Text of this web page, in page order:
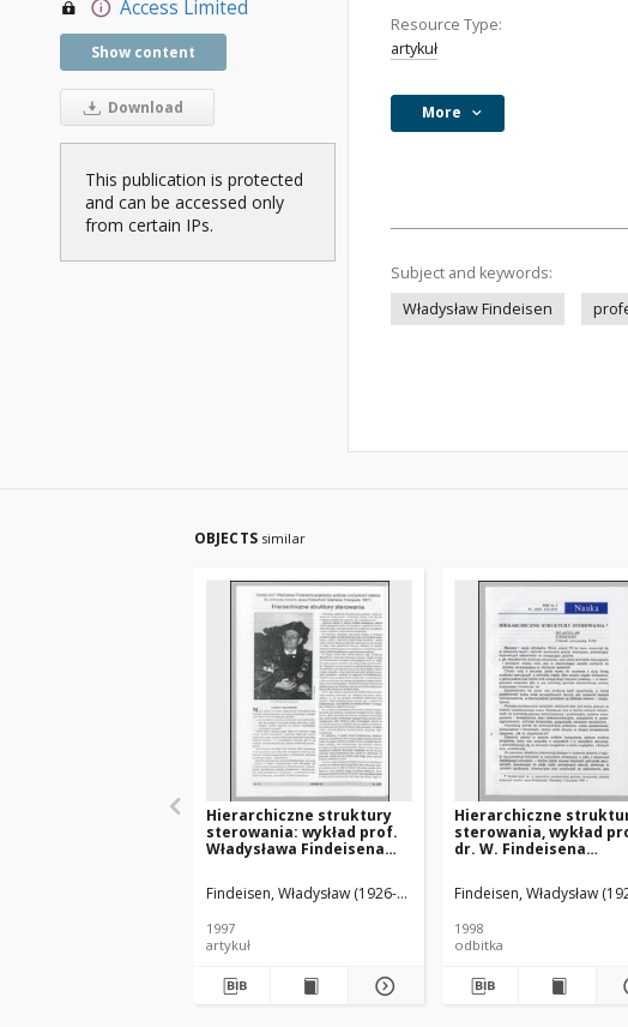
Access Limited
Show content
Download
This publication is protected
and can be accessed only
from certain IPs.
Resource Type:
artykuł
More
Subject and keywords:
Władysław Findeisen
OBJECTS similar
Hierarchiczne struktury
sterowania: wykład prof.
Władysława Findeisena
uroczystości nadania Mu
doktoratu honoris causa
listopada 1997 r.
Findeisen, Władysław (1926-2023)
1997
artykuł
Hierarchiczne
sterowania, wykład
dr. W. Findeisena
uroczystości nadania
doktoratu honoris
listopada 1997 r.
Findeisen, Władysław
1998
odbitka